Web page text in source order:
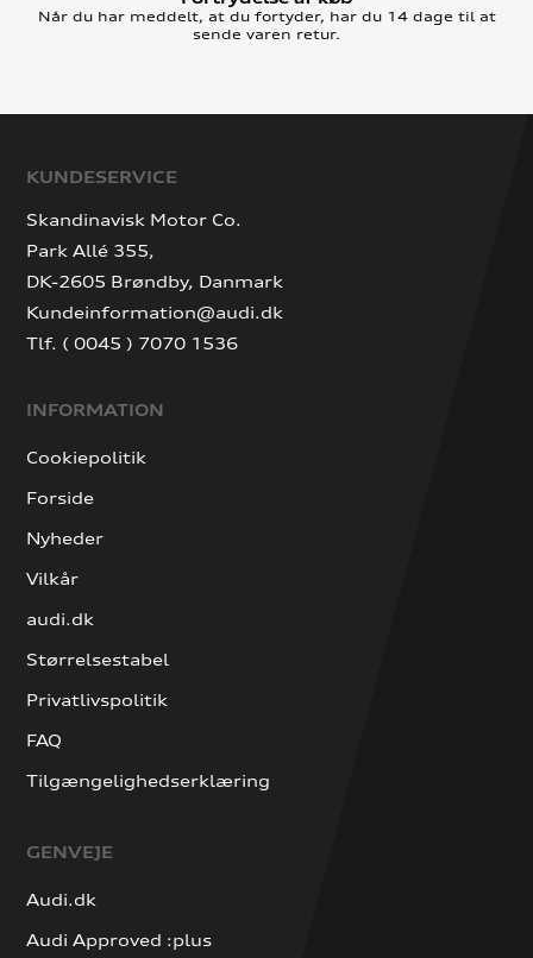
Når du har meddelt, at du fortyder, har du 14 dage til at
sende varen retur.
KUNDESERVICE
Skandinavisk Motor Co.
Park Allé 355,
DK-2605 Brøndby, Danmark
Kundeinformation@audi.dk
Tlf. ( 0045 ) 7070 1536
INFORMATION
Cookiepolitik
Forside
Nyheder
Vilkår
audi.dk
Størrelsestabel
Privatlivspolitik
FAQ
Tilgængelighedserklæring
GENVEJE
Audi.dk
Audi Approved :plus